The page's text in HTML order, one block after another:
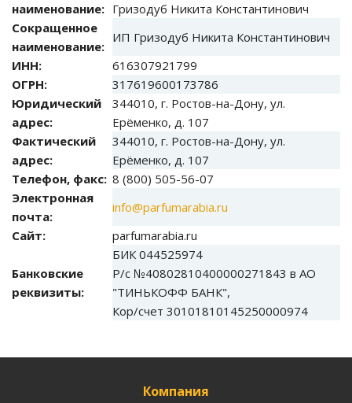
наименование: Гризодуб Никита Константинович
Сокращенное
наименование:
ИП Гризодуб Никита Константинович
ИНН:
616307921799
ОГРН:
317619600173786
Юридический
адрес:
344010, г. Ростов-на-Дону, ул.
Ерёменко, д. 107
Фактический
адрес:
344010, г. Ростов-на-Дону, ул.
Ерёменко, д. 107
Телефон, факс: 8 (800) 505-56-07
Электронная
почта:
info@parfumarabia.ru
Сайт:
parfumarabia.ru
Банковские
реквизиты:
БИК 044525974
Р/с №40802810400000271843 в АО
"ТИНЬКОФФ БАНК",
Кор/счет 30101810145250000974
Компания